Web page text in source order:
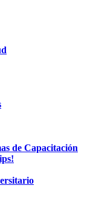
de Capacitación